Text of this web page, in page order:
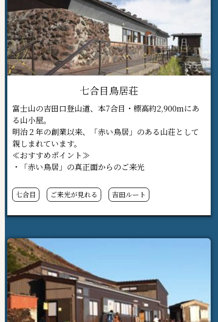
七合目鳥居荘
富士山の吉田口登山道、本7合目・標高約2,900mにあ
る山小屋。
明治２年の創業以来、「赤い鳥居」のある山荘として
親しまれています。
≪おすすめポイント≫
・「赤い鳥居」の真正面からのご来光
七合目 ご来光が見れる 吉田ルート